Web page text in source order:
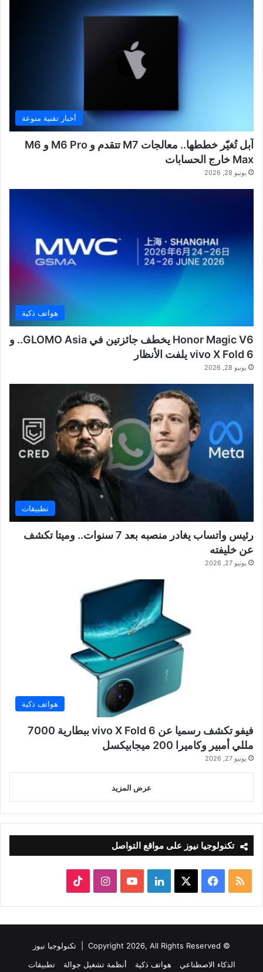
أخبار تقنية منوعة
آبل تُغيّر خططها.. معالجات M7 تتقدم و M6 Pro و M6
Max خارج الحسابات
يونيو 28, 2026
هواتف ذكية
Honor Magic V6 يخطف جائزتين في GLOMO Asia.. و
vivo X Fold 6 يلفت الأنظار
يونيو 28, 2026
تطبيقات
رئيس واتساب يغادر منصبه بعد 7 سنوات.. وميتا تكشف
عن خليفته
يونيو 27, 2026
هواتف ذكية
فيفو تكشف رسميا عن vivo X Fold 6 ببطارية 7000
مللي أمبير وكاميرا 200 ميجابيكسل
يونيو 27, 2026
عرض المزيد
تكنولوجيا نيوز على مواقع التواصل
ملخص
الموقع
RSS
فيسبوك لينكدإن‫YouTubeانستقرام
© Copyright 2026, All Rights Reserved |
تكنولوجيا نيوز
الذكاء الاصطناعي
هواتف ذكية أنظمة تشغيل جوالة تطبيقات